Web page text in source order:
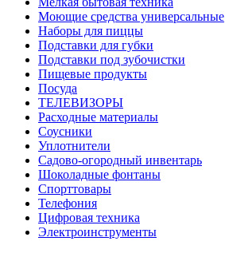
Моющие средства универсальные
Наборы для пиццы
Подставки для губки
Подставки под зубочистки
Пищевые продукты
Посуда
ТЕЛЕВИЗОРЫ
Расходные материалы
Соусники
Уплотнители
Садово-огородный инвентарь
Шоколадные фонтаны
Спорттовары
Телефония
Цифровая техника
Электроинструменты